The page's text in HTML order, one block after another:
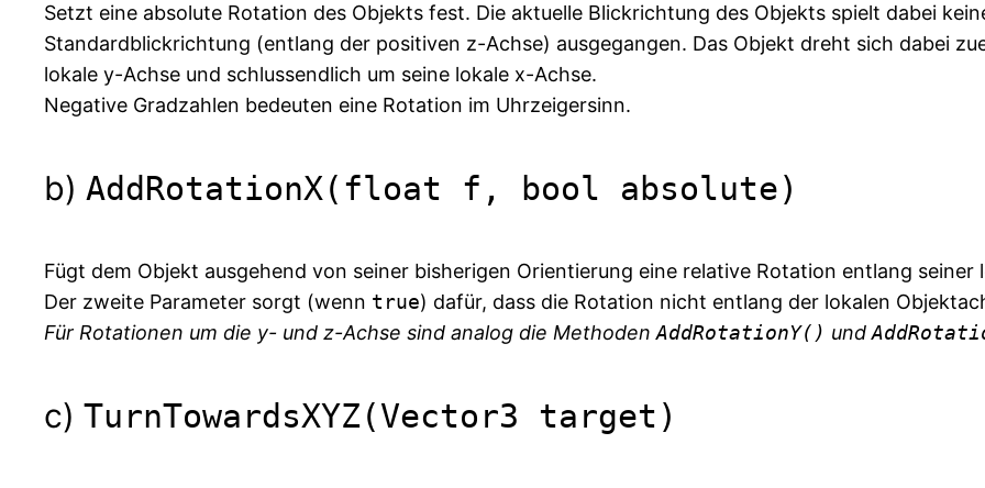
Setzt eine absolute Rotation des Objekts fest. Die aktuelle Blickrichtung des Objekts spielt dabei
Standardblickrichtung (entlang der positiven z-Achse) ausgegangen. Das Objekt dreht sich dabei
lokale y-Achse und schlussendlich um seine lokale x-Achse.
Negative Gradzahlen bedeuten eine Rotation im Uhrzeigersinn.
b) AddRotationX(float f, bool absolute)
Fügt dem Objekt ausgehend von seiner bisherigen Orientierung eine relative Rotation entlang seiner
Der zweite Parameter sorgt (wenn true) dafür, dass die Rotation nicht entlang der lokalen
Für Rotationen um die y- und z-Achse sind analog die MethodenAddRotationY() und
c) TurnTowardsXYZ(Vector3 target)